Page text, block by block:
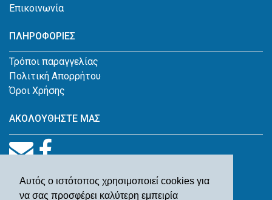
Αυτός ο ιστότοπος χρησιμοποιεί cookies για
να σας προσφέρει καλύτερη εμπειρία
Επικοινωνία
ΠΛΗΡΟΦΟΡΙΕΣ
Τρόποι παραγγελίας
Πολιτική Απορρήτου
Όροι Χρήσης
ΑΚΟΛΟΥΘΗΣΤΕ ΜΑΣ